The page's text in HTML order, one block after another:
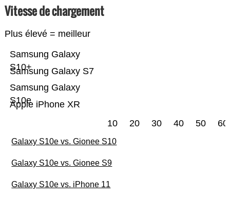
Vitesse de chargement
Plus élevé = meilleur
Apple iPhone XR
Samsung Galaxy
S10e
Samsung Galaxy S7
Samsung Galaxy
S10+
10 20 30 40 50 60
Galaxy S10e vs. Gionee S10
Galaxy S10e vs. Gionee S9
Galaxy S10e vs. iPhone 11